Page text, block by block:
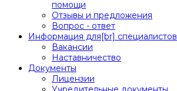
помощи
Отзывы и предложения
Вопрос - ответ
Информация для[br] специалистов
Вакансии
Наставничество
Документы
Лицензии